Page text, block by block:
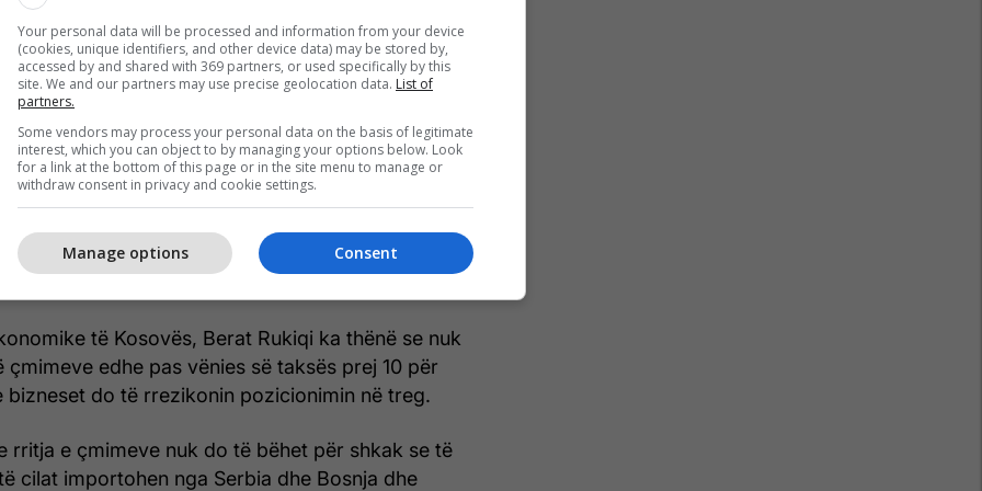
ta marrim grurin”, ka thënë Shala për
thënë se do të mundohen ta zvogëlojnë importin e
grurit nga Serbia për ta marrë nga vendet e
e bizneseve që të shohin alternativa të
që edhe ata vetë mos të lejojnë që të rritet
e vet”, deklaroi Shala.
të Kosovës, Berat Rukiqi ka thënë se nuk
edhe pas vënies së taksës prej 10 për
bizneset do të rrezikonin pozicionimin në treg.
rritja e çmimeve nuk do të bëhet për shkak se të
cilat importohen nga Serbia dhe Bosnja dhe
Your personal data will be processed and information from your device
(cookies, unique identifiers, and other device data) may be stored by,
accessed by and shared with 369 partners, or used specifically by this
site. We and our partners may use precise geolocation data. List of
partners.
Some vendors may process your personal data on the basis of legitimate
interest, which you can object to by managing your options below. Look
for a link at the bottom of this page or in the site menu to manage or
withdraw consent in privacy and cookie settings.
Consent
Manage options